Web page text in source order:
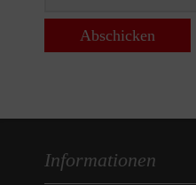
Abschicken
Informationen